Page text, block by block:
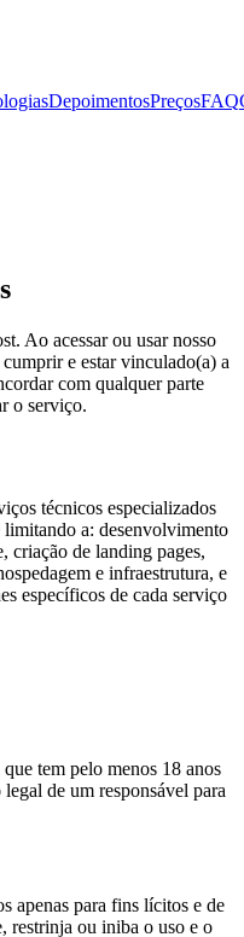
DepoimentosPreçosFAQ
. Ao acessar ou usar nosso
e estar vinculado(a) a
com qualquer parte
o serviço.
técnicos especializados
a: desenvolvimento
criação de landing pages,
e infraestrutura, e
específicos de cada serviço
tem pelo menos 18 anos
de um responsável para
apenas para fins lícitos e de
restrinja ou iniba o uso e o